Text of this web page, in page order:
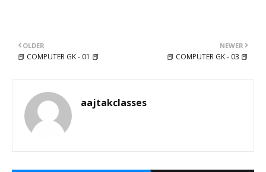
NEWER
📕 COMPUTER GK - 03 📕
OLDER
📕 COMPUTER GK - 01 📕
aajtakclasses